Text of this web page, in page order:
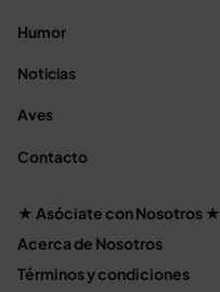
Humor
Noticias
Aves
Contacto
★ Asóciate con Nosotros ★
Acerca de Nosotros
Términos y condiciones